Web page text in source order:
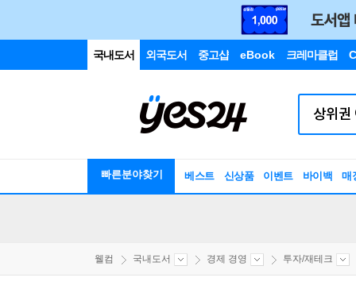
국내도서 외국도서 중고샵 eBook 크레마클럽
빠른분야찾기 베스트 신상품 이벤트 바이백 매
웰컴 국내도서 경제 경영 투자/재테크